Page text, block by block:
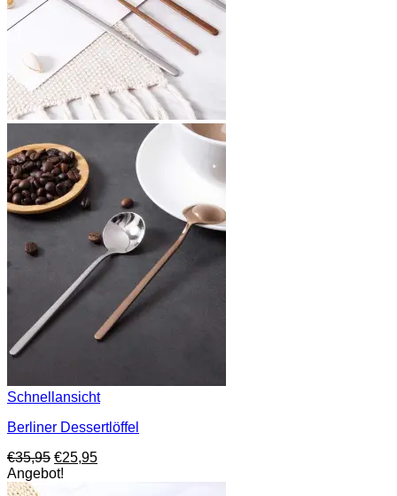
Schnellansicht
Berliner Dessertlöffel
€35,95 Ursprünglicher
Preis
€25,95Aktueller
Angebot!